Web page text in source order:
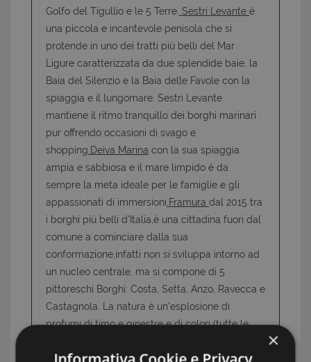
Golfo del Tigullio e le 5 Terre. Sestri Levante è
una piccola e incantevole penisola che si
protende in uno dei tratti più belli del Mar
Ligure caratterizzata da due splendide baie, la
Baia del Silenzio e la Baia delle Favole con la
spiaggia e il lungomare. Sestri Levante
mantiene il ritmo tranquillo dei borghi marinari
pur offrendo occasioni di svago e
shopping .Deiva Marina con la sua spiaggia
ampia e sabbiosa e il mare limpido è da
sempre la meta ideale per le famiglie e gli
appassionati di immersioni .Framura dal 2015 tra
i borghi più belli d'Italia,è una cittadina fuori dal
comune a cominciare dalla sua
conformazione,infatti non si sviluppa intorno ad
un nucleo centrale, ma si compone di 5
pittoreschi Borghi: Costa, Setta, Anzo, Ravecca e
Castagnola. La natura è un'esplosione di
profumi di timo e ginestre e di colori (tutte le
vigne , degli ulivi, dei mirti, dei pini
×